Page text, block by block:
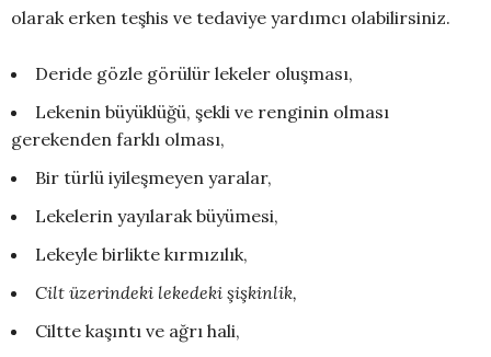
olarak erken teşhis ve tedaviye yardımcı olabilirsiniz.
Deride gözle görülür lekeler oluşması,
Lekenin büyüklüğü, şekli ve renginin olması
gerekenden farklı olması,
Bir türlü iyileşmeyen yaralar,
Lekelerin yayılarak büyümesi,
Lekeyle birlikte kırmızılık,
Cilt üzerindeki lekedeki şişkinlik,
Ciltte kaşıntı ve ağrı hali,